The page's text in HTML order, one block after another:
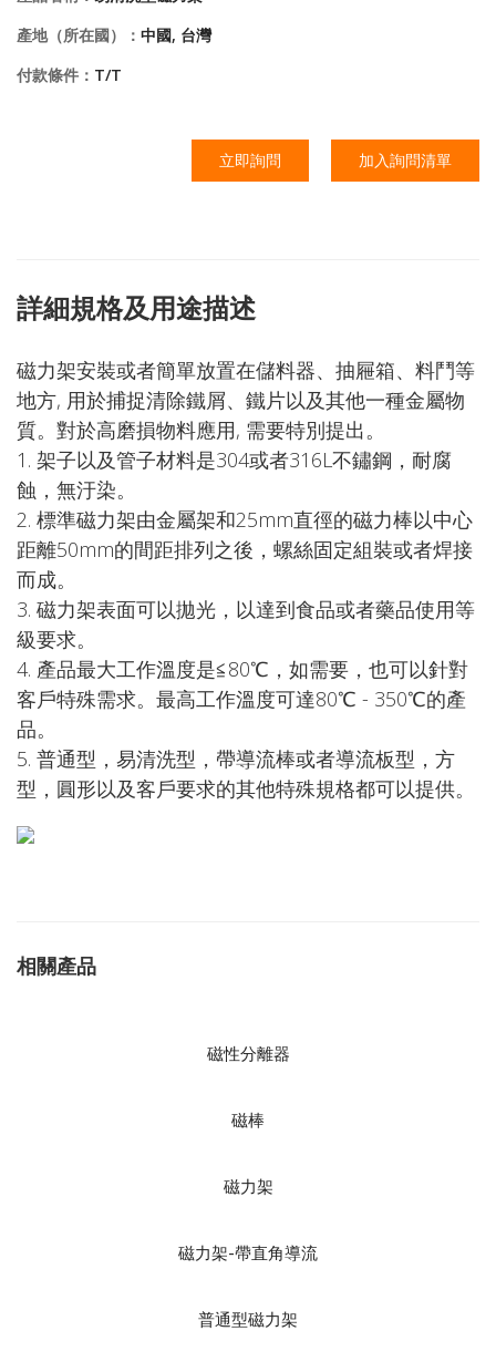
產地（所在國）： 中國, 台灣
付款條件： T/T
立即詢問 加入詢問清單
詳細規格及用途描述
磁力架安裝或者簡單放置在儲料器、抽屜箱、料鬥等
地方, 用於捕捉清除鐵屑、鐵片以及其他一種金屬物
質。對於高磨損物料應用, 需要特別提出。
1. 架子以及管子材料是304或者316L不鏽鋼，耐腐
蝕，無汙染。
2. 標準磁力架由金屬架和25mm直徑的磁力棒以中心
距離50mm的間距排列之後，螺絲固定組裝或者焊接
而成。
3. 磁力架表面可以拋光，以達到食品或者藥品使用等
級要求。
4. 產品最大工作溫度是≦80℃，如需要，也可以針對
客戶特殊需求。最高工作溫度可達80℃ - 350℃的產
品。
5. 普通型，易清洗型，帶導流棒或者導流板型，方
型，圓形以及客戶要求的其他特殊規格都可以提供。
相關產品
磁性分離器
磁棒
磁力架
磁力架-帶直角導流
普通型磁力架